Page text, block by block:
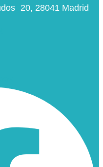
20, 28041 Madrid